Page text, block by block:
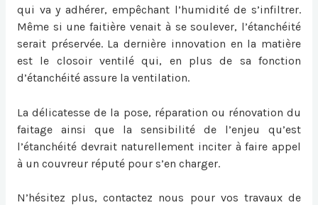
qui va y adhérer, empêchant l’humidité de s’infiltrer.
Même si une faitière venait à se soulever, l’étanchéité
serait préservée. La dernière innovation en la matière
est le closoir ventilé qui, en plus de sa fonction
d’étanchéité assure la ventilation.
La délicatesse de la pose, réparation ou rénovation du
faitage ainsi que la sensibilité de l’enjeu qu’est
l’étanchéité devrait naturellement inciter à faire appel
à un couvreur réputé pour s’en charger.
N’hésitez plus, contactez nous pour vos travaux de